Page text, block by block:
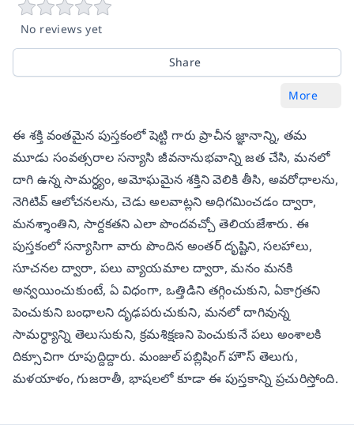
No reviews yet
Share
More
ఈ శక్తి వంతమైన పుస్తకంలో షెట్టి గారు ప్రాచీన జ్ఞానాన్ని, తమ
మూడు సంవత్సరాల సన్యాసి జీవనానుభవాన్ని జత చేసి, మనలో
దాగి ఉన్న సామర్ధ్యం, అమోఘమైన శక్తిని వెలికి తీసి, అవరోధాలను,
నెగిటివ్ ఆలోచనలను, చెడు అలవాట్లని అధిగమించడం ద్వారా,
మనశ్శాంతిని, సార్దకతని ఎలా పొందవచ్చో తెలియజేశారు. ఈ
పుస్తకంలో సన్యాసిగా వారు పొందిన అంతర్ దృష్టిని, సలహాలు,
సూచనల ద్వారా, పలు వ్యాయమాల ద్వారా, మనం మనకి
అన్వయించుకుంటే, ఏ విధంగా, ఒత్తిడిని తగ్గించుకుని, ఏకాగ్రతని
పెంచుకుని బంధాలని దృఢపరుచుకుని, మనలో దాగివున్న
సామర్ధ్యాన్ని తెలుసుకుని, క్రమశిక్షణని పెంచుకునే పలు అంశాలకి
దిక్సూచిగా రూపుద్దిద్దారు. మంజుల్ పబ్లిషింగ్ హౌస్ తెలుగు,
మళయాళం, గుజరాతీ, భాషలలో కూడా ఈ పుస్తకాన్ని ప్రచురిస్తోంది.